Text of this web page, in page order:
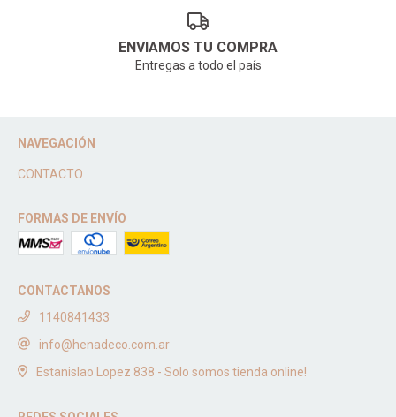
ENVIAMOS TU COMPRA
Entregas a todo el país
NAVEGACIÓN
CONTACTO
FORMAS DE ENVÍO
CONTACTANOS
1140841433
info@henadeco.com.ar
Estanislao Lopez 838 - Solo somos tienda online!